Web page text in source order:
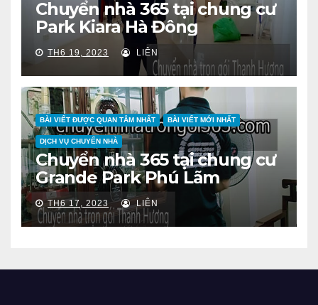
Chuyển nhà 365 tại chung cư
Park Kiara Hà Đông
TH6 19, 2023 LIÊN
BÀI VIẾT ĐƯỢC QUAN TÂM NHẤT BÀI VIẾT MỚI NHẤT
DỊCH VỤ CHUYỂN NHÀ
Chuyển nhà 365 tại chung cư
Grande Park Phú Lãm
TH6 17, 2023 LIÊN